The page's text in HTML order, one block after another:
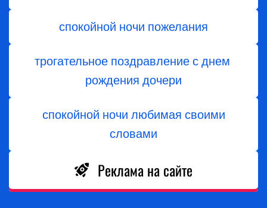
спокойной ночи пожелания
трогательное поздравление с днем ​​
рождения дочери
спокойной ночи любимая своими
словами
Реклама на сайте